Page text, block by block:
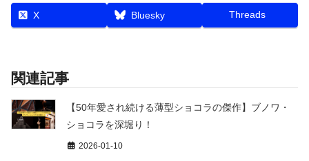
X Bluesky Threads
関連記事
【50年愛され続ける薄型ショコラの傑作】ブノワ・
ショコラを深堀り！
2026-01-10